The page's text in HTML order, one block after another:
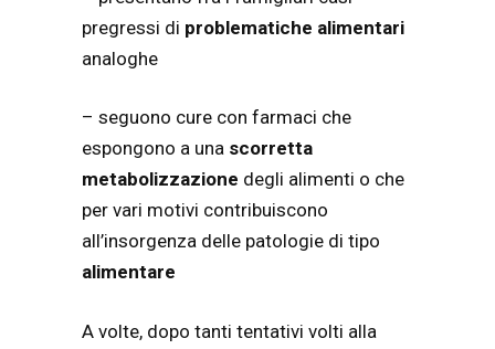
pregressi di problematiche alimentari
analoghe
– seguono cure con farmaci che
espongono a una scorretta
metabolizzazione degli alimenti o che
per vari motivi contribuiscono
all’insorgenza delle patologie di tipo
alimentare
A volte, dopo tanti tentativi volti alla